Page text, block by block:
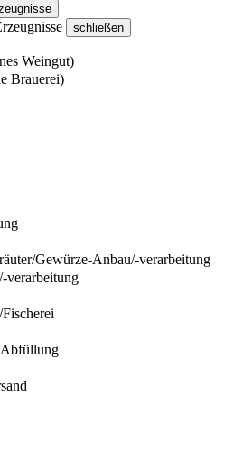
schließen
Weingut)
Brauerei)
Gewürze-Anbau/-verarbeitung
verarbeitung